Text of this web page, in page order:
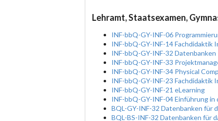
Lehramt, Staatsexamen,
INF-bbQ-GY-INF-06
INF-bbQ-GY-INF-14
INF-bbQ-GY-INF-32 Datenbanken
INF-bbQ-GY-INF-33
INF-bbQ-GY-INF-34 Physical
INF-bbQ-GY-INF-23 Fachdidaktik
INF-bbQ-GY-INF-21 eLearning
INF-bbQ-GY-INF-04 Einführung
BQL-GY-INF-32 Datenbanken für
BQL-BS-INF-32 Datenbanken für